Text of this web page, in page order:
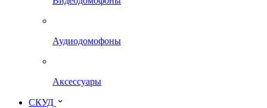
Аудиодомофоны
Аксессуары
СКУД